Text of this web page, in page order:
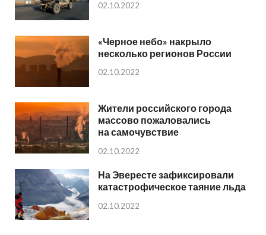
02.10.2022
«Черное небо» накрыло
несколько регионов России
02.10.2022
Жители российского города
массово пожаловались
на самочувствие
02.10.2022
На Эвересте зафиксировали
катастрофическое таяние льда
02.10.2022